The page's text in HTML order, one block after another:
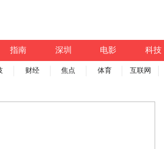
指南 深圳 电影 科技
财经 焦点 体育 互联网